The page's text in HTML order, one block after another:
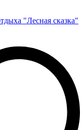
"Лесная сказка"